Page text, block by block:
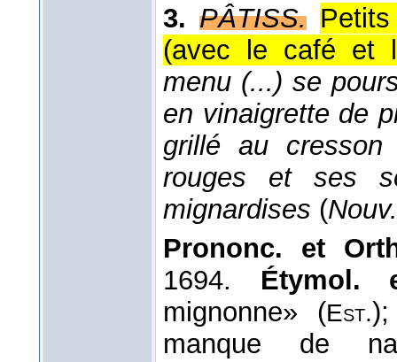
3. PÂTISS.
(avec le café et
menu (...) se
en vinaigrette de
grillé au
rouges et ses
mignardises (
Prononc. et
1694. Étymol.
mignonne» (Est.
manque de